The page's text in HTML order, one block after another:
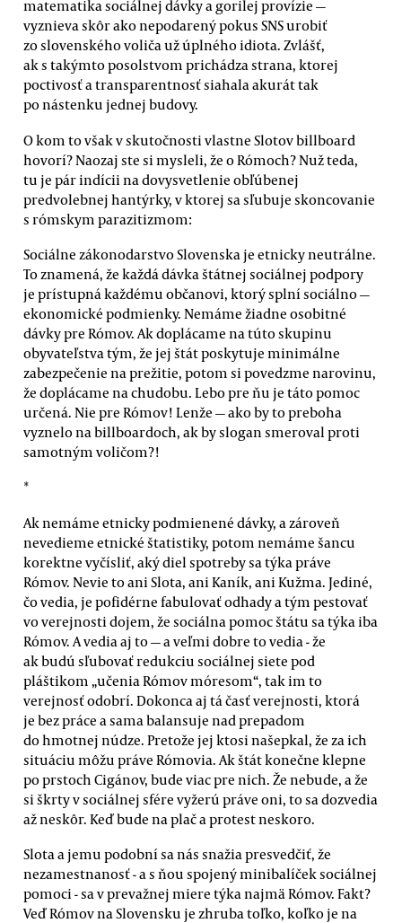
matematika sociálnej dávky a gorilej provízie —
vyznieva skôr ako nepodarený pokus SNS urobiť
zo slovenského voliča už úplného idiota. Zvlášť,
ak s takýmto posolstvom prichádza strana, ktorej
poctivosť a transparentnosť siahala akurát tak
po nástenku jednej budovy.
O kom to však v skutočnosti vlastne Slotov billboard
hovorí? Naozaj ste si mysleli, že o Rómoch? Nuž teda,
tu je pár indícii na dovysvetlenie obľúbenej
predvolebnej hantýrky, v ktorej sa sľubuje skoncovanie
s rómskym parazitizmom:
Sociálne zákonodarstvo Slovenska je etnicky neutrálne.
To znamená, že každá dávka štátnej sociálnej podpory
je prístupná každému občanovi, ktorý splní sociálno —
ekonomické podmienky. Nemáme žiadne osobitné
dávky pre Rómov. Ak doplácame na túto skupinu
obyvateľstva tým, že jej štát poskytuje minimálne
zabezpečenie na prežitie, potom si povedzme narovinu,
že doplácame na chudobu. Lebo pre ňu je táto pomoc
určená. Nie pre Rómov! Lenže — ako by to preboha
vyznelo na billboardoch, ak by slogan smeroval proti
samotným voličom?!
*
Ak nemáme etnicky podmienené dávky, a zároveň
nevedieme etnické štatistiky, potom nemáme šancu
korektne vyčísliť, aký diel spotreby sa týka práve
Rómov. Nevie to ani Slota, ani Kaník, ani Kužma. Jediné,
čo vedia, je pofidérne fabulovať odhady a tým pestovať
vo verejnosti dojem, že sociálna pomoc štátu sa týka iba
Rómov. A vedia aj to — a veľmi dobre to vedia - že
ak budú sľubovať redukciu sociálnej siete pod
pláštikom „učenia Rómov móresom“, tak im to
verejnosť odobrí. Dokonca aj tá časť verejnosti, ktorá
je bez práce a sama balansuje nad prepadom
do hmotnej núdze. Pretože jej ktosi našepkal, že za ich
situáciu môžu práve Rómovia. Ak štát konečne klepne
po prstoch Cigánov, bude viac pre nich. Že nebude, a že
si škrty v sociálnej sfére vyžerú práve oni, to sa dozvedia
až neskôr. Keď bude na plač a protest neskoro.
Slota a jemu podobní sa nás snažia presvedčiť, že
nezamestnanosť - a s ňou spojený minibalíček sociálnej
pomoci - sa v prevažnej miere týka najmä Rómov. Fakt?
Veď Rómov na Slovensku je zhruba toľko, koľko je na